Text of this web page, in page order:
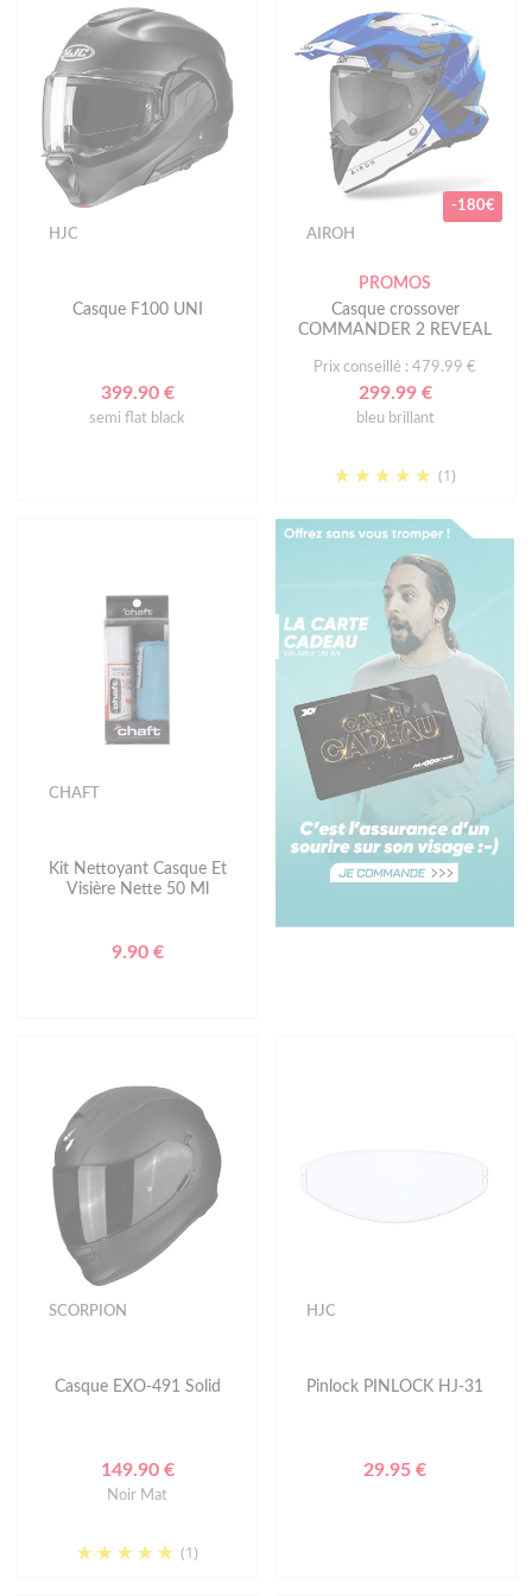
HJC
Casque F100 UNI
399.90 €
semi flat black
-180€
AIROH
PROMOS
Casque crossover
COMMANDER 2 REVEAL
Prix conseillé : 479.99 €
299.99 €
bleu brillant
(1)
CHAFT
Kit Nettoyant Casque Et
Visière Nette 50 Ml
9.90 €
SCORPION
Casque EXO-491 Solid
149.90 €
Noir Mat
(1)
HJC
Pinlock PINLOCK HJ-31
29.95 €